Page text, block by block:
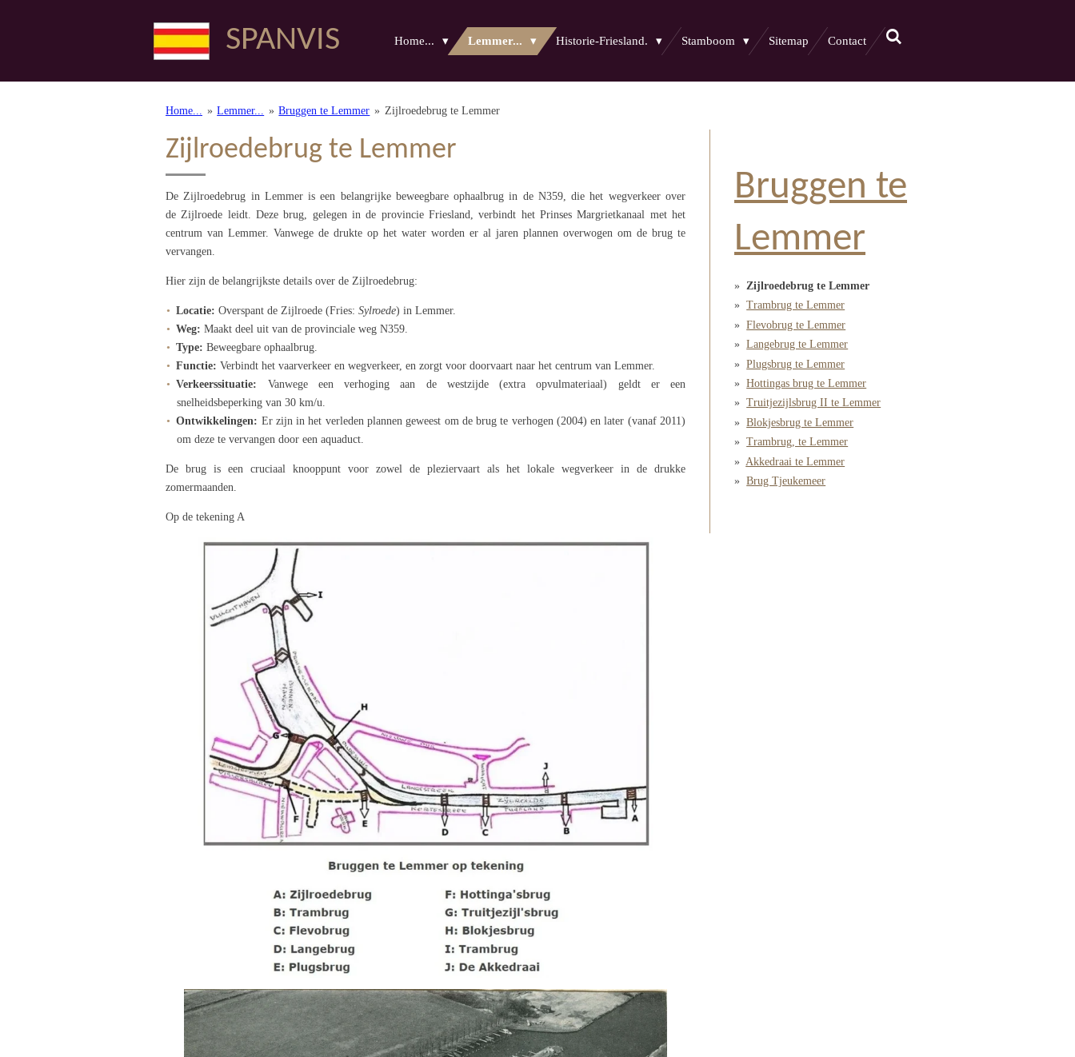
SPANVIS Home... Lemmer... Historie-Friesland. Stamboom Sitemap Contact
Home... » Lemmer... » Bruggen te Lemmer » Zijlroedebrug te Lemmer
Zijlroedebrug te Lemmer
De Zijlroedebrug in Lemmer is een belangrijke beweegbare ophaalbrug in de N359, die het wegverkeer over
de Zijlroede leidt. Deze brug, gelegen in de provincie Friesland, verbindt het Prinses Margrietkanaal met het
centrum van Lemmer. Vanwege de drukte op het water worden er al jaren plannen overwogen om de brug te
vervangen.
Hier zijn de belangrijkste details over de Zijlroedebrug:
Locatie: Overspant de Zijlroede (Fries: Sylroede) in Lemmer.
Weg: Maakt deel uit van de provinciale weg N359.
Type: Beweegbare ophaalbrug.
Functie: Verbindt het vaarverkeer en wegverkeer, en zorgt voor doorvaart naar het centrum van Lemmer.
Verkeerssituatie:
Vanwege een verhoging aan de westzijde (extra opvulmateriaal) geldt er een
snelheidsbeperking van 30 km/u.
Ontwikkelingen: Er zijn in het verleden plannen geweest om de brug te verhogen (2004) en later (vanaf 2011)
om deze te vervangen door een aquaduct.
De brug is een cruciaal knooppunt voor zowel de pleziervaart als het lokale wegverkeer in de drukke
zomermaanden.
Op de tekening A
Bruggen te
Lemmer
Zijlroedebrug te Lemmer
Trambrug te Lemmer
Flevobrug te Lemmer
Langebrug te Lemmer
Plugsbrug te Lemmer
Hottingas brug te Lemmer
Truitjezijlsbrug II te Lemmer
Blokjesbrug te Lemmer
Trambrug, te Lemmer
Akkedraai te Lemmer
Brug Tjeukemeer